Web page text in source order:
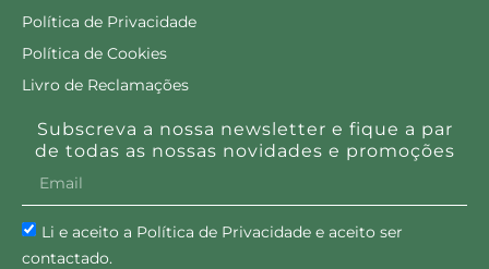
Política de Privacidade
Política de Cookies
Livro de Reclamações
Subscreva a nossa newsletter e fique a par
de todas as nossas novidades e promoções
Li e aceito a Política de Privacidade e aceito ser
contactado.